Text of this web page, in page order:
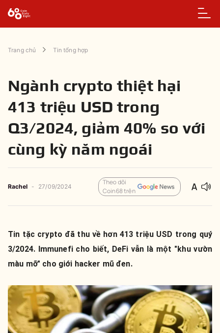
Trang chủ Tin tổng hợp
Ngành crypto thiệt hại
413 triệu USD trong
Q3/2024, giảm 40% so với
cùng kỳ năm ngoái
Rachel - 27/09/2024
Theo dõi
Coin68 trên
Tin tặc crypto đã thu về hơn 413 triệu USD trong quý
3/2024. Immunefi cho biết, DeFi vẫn là một "khu vườn
màu mỡ" cho giới hacker mũ đen.